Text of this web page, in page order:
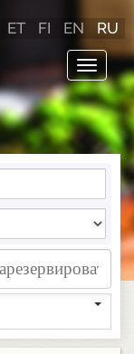
Toggle
ET FI EN RU